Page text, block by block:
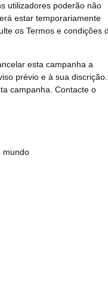
utilizadores poderão não
estar temporariamente
os Termos e condições
esta campanha a
prévio e à sua
campanha. Contacte o
mundo